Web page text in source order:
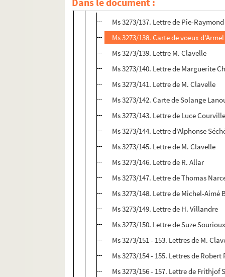
Ms 3273/137 - 177. Années 1961 à 1965
Ms 3273/137. Lettre de Pie-
Ms 3273/138. Carte de voeux
Ms 3273/139. Lettre M. Clavelle
Ms 3273/140. Lettre de Marguerite
Ms 3273/141. Lettre de M. Clavelle
Ms 3273/142. Carte de Solange
Ms 3273/143. Lettre de Luce
Ms 3273/144. Lettre d'Alphonse
Ms 3273/145. Lettre de M. Clavelle
Ms 3273/146. Lettre de R. Allar
Ms 3273/147. Lettre de Thomas
Ms 3273/148. Lettre de Michel-Aimé
Ms 3273/149. Lettre de H. Villandre
Ms 3273/150. Lettre de Suze
Ms 3273/151 - 153. Lettres de M.
Ms 3273/154 - 155. Lettres de Robert
Ms 3273/156 - 157. Lettre de Frithjof